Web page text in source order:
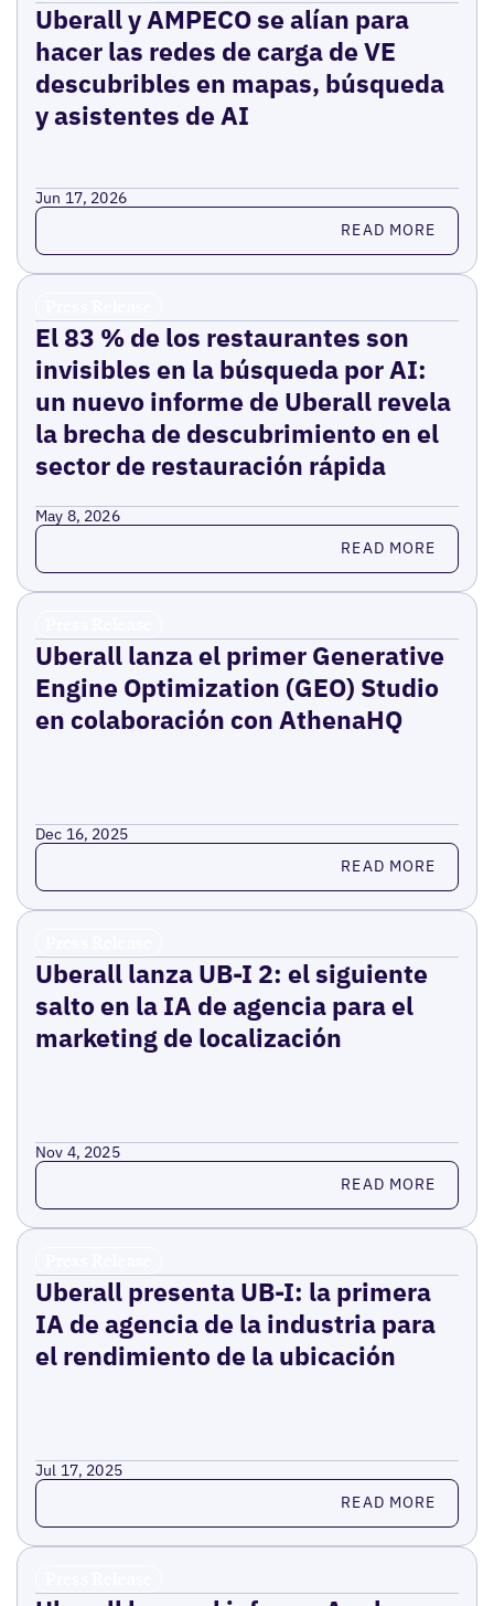
Uberall y AMPECO se alían para
hacer las redes de carga de VE
descubribles en mapas, búsqueda
y asistentes de AI
Jun 17, 2026
Read more READ MORE
El 83 % de los restaurantes son
invisibles en la búsqueda por AI:
un nuevo informe de Uberall revela
la brecha de descubrimiento en el
sector de restauración rápida
May 8, 2026
Read more READ MORE
Uberall lanza el primer Generative
Engine Optimization (GEO) Studio
en colaboración con AthenaHQ
Dec 16, 2025
Read more READ MORE
Uberall lanza UB-I 2: el siguiente
salto en la IA de agencia para el
marketing de localización
Nov 4, 2025
Read more READ MORE
Uberall presenta UB-I: la primera
IA de agencia de la industria para
el rendimiento de la ubicación
Jul 17, 2025
Read more READ MORE